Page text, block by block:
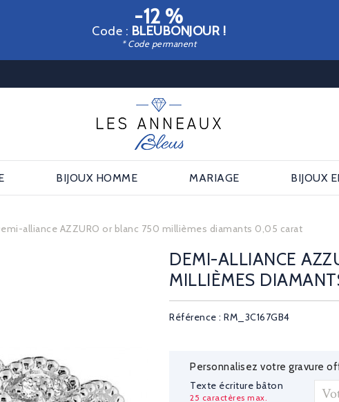
-12 %
Code : BLEUBONJOUR !
* Code permanent
BIJOUX HOMME MARIAGE BIJOUX
alliance AZZURO or blanc 750 millièmes diamants 0,05 carat
DEMI-ALLIANCE
MILLIÈMES
Référence : RM_3C167GB4
Personnalisez votre gravure
Texte écriture bâton
25 caractères max.